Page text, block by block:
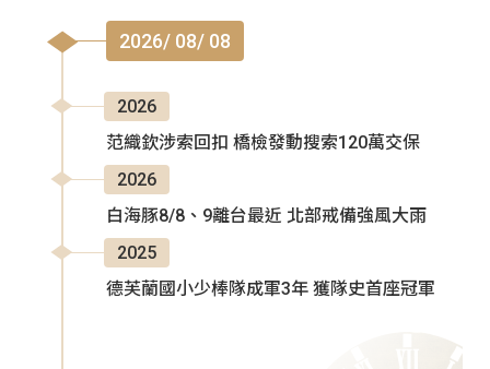
2026/ 08/ 08
2026
范織欽涉索回扣 橋檢發動搜索120萬交保
2026
白海豚8/8、9離台最近 北部戒備強風大雨
2025
德芙蘭國小少棒隊成軍3年 獲隊史首座冠軍